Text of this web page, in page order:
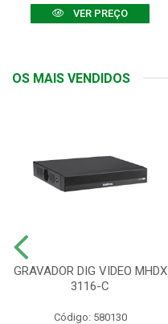
VER PREÇO
OS MAIS VENDIDOS
GRAVADOR DIG VIDEO MHDX
3116-C
Código: 580130